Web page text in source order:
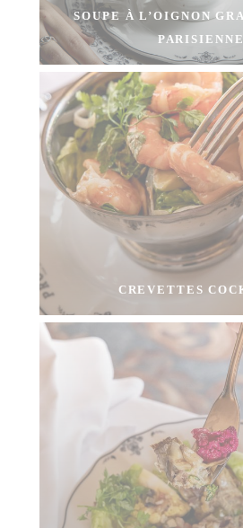
SOUPE À L’OIGNON
PARISIENNE
CREVETTES